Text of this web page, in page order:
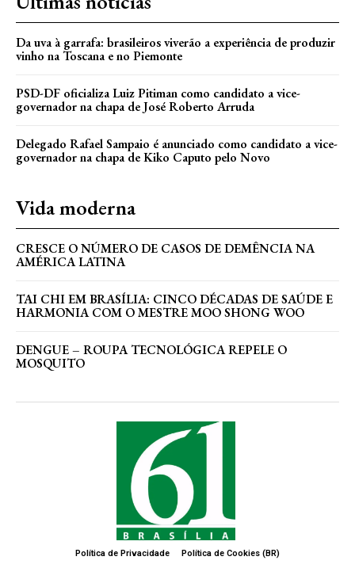
Da uva à garrafa: brasileiros viverão a experiência de produzir
vinho na Toscana e no Piemonte
PSD-DF oficializa Luiz Pitiman como candidato a vice-
governador na chapa de José Roberto Arruda
Delegado Rafael Sampaio é anunciado como candidato a vice-
governador na chapa de Kiko Caputo pelo Novo
Vida moderna
CRESCE O NÚMERO DE CASOS DE DEMÊNCIA NA
AMÉRICA LATINA
TAI CHI EM BRASÍLIA: CINCO DÉCADAS DE SAÚDE E
HARMONIA COM O MESTRE MOO SHONG WOO
DENGUE – ROUPA TECNOLÓGICA REPELE O
MOSQUITO
Política de Privacidade Política de Cookies (BR)